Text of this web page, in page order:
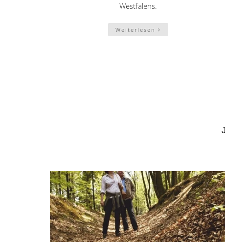
Westfalens.
Weiterlesen